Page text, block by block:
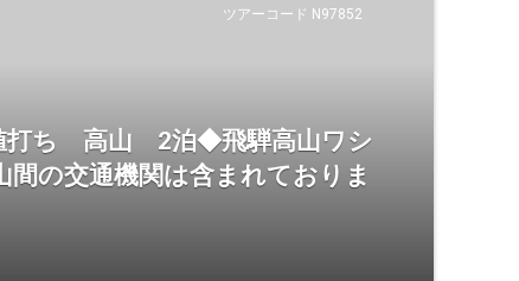
ツアーコード N97852
打ち 高山 2泊◆飛騨高山ワシ
の交通機関は含まれておりま